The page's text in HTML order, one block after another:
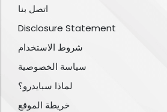
اتصل بنا
Disclosure Statement
شروط الاستخدام
سياسة الخصوصية
لماذا سبايدرو؟
خريطة الموقع